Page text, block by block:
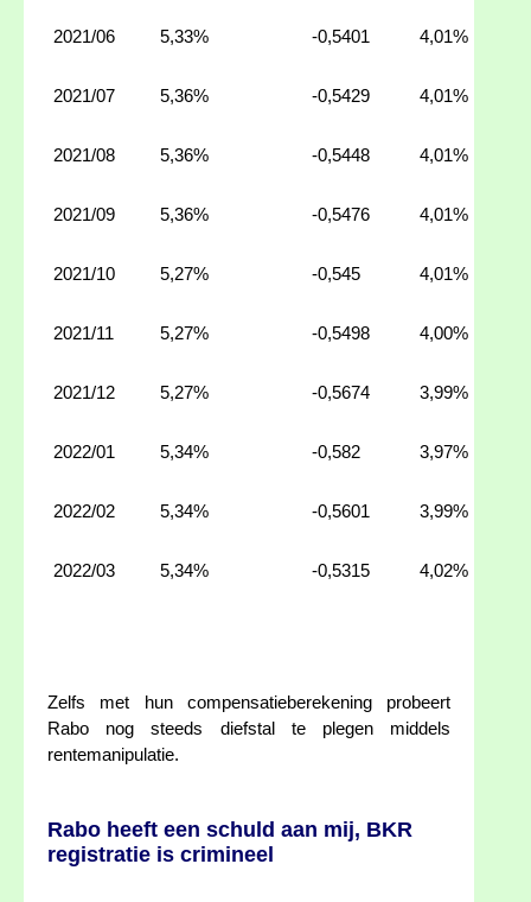
2021/06 5,33% -0,5401 4,01%
2021/07 5,36% -0,5429 4,01%
2021/08 5,36% -0,5448 4,01%
2021/09 5,36% -0,5476 4,01%
2021/10 5,27% -0,545 4,01%
2021/11 5,27% -0,5498 4,00%
2021/12 5,27% -0,5674 3,99%
2022/01 5,34% -0,582 3,97%
2022/02 5,34% -0,5601 3,99%
2022/03 5,34% -0,5315 4,02%
Zelfs met hun compensatieberekening probeert
Rabo nog steeds diefstal te plegen middels
rentemanipulatie.
Rabo heeft een schuld aan mij, BKR
registratie is crimineel